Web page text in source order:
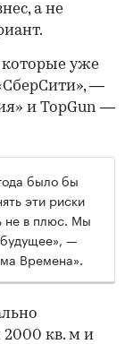
а не
которые уже
—
и TopGun —
было бы
эти риски
не в плюс. Мы
—
Времена».
2000 кв. м и